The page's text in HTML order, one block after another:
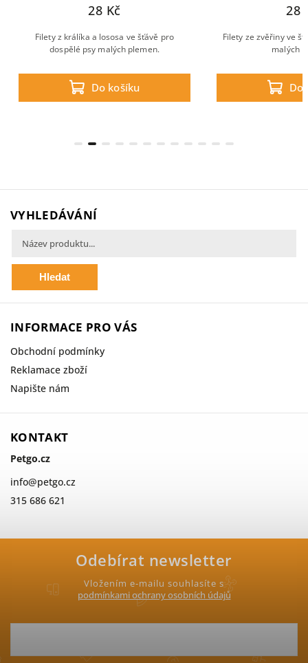
28 Kč
Do košíku
Filety z králíka a lososa ve šťávě pro
dospělé psy malých plemen.
28
Do
Filety ze zvěřiny ve
malých
Odebírat newsletter
Vložením e-mailu souhlasíte s
podmínkami ochrany osobních údajů
VYHLEDÁVÁNÍ
Hledat
INFORMACE PRO VÁS
Obchodní podmínky
Reklamace zboží
Napište nám
KONTAKT
Petgo.cz
info@petgo.cz
315 686 621